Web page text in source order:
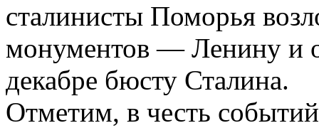
сталинисты Поморья
монументов — Ленину и
декабре бюсту Сталина.
Отметим, в честь